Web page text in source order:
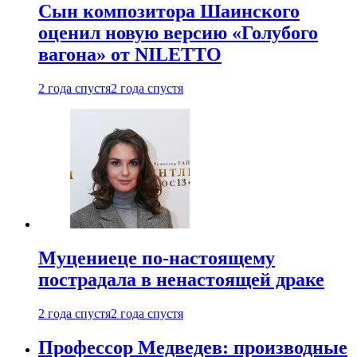
Сын композитора Шаинского
оценил новую версию «Голубого
вагона» от NILETTO
2 года спустя2 года спустя
Муцениеце по-настоящему
пострадала в ненастоящей драке
2 года спустя2 года спустя
Профессор Медведев: производные